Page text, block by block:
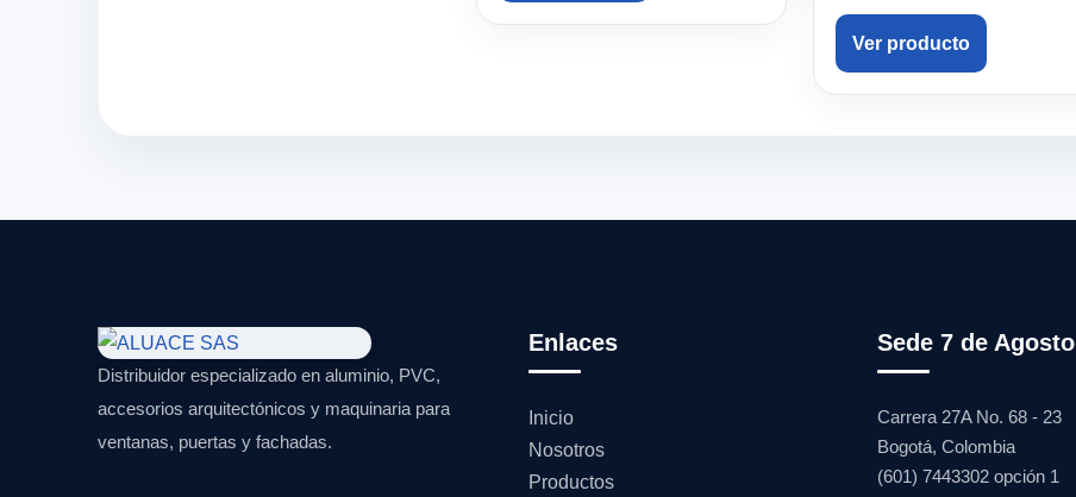
Ver producto
Distribuidor especializado en aluminio, PVC,
accesorios arquitectónicos y maquinaria para
ventanas, puertas y fachadas.
Enlaces
Inicio
Nosotros
Productos
Sede 7 de Agosto
Carrera 27A No. 68 - 23
Bogotá, Colombia
(601) 7443302 opción 1